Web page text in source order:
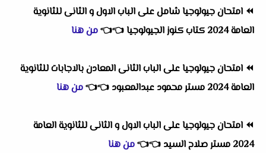
⏪ امتحان جيولوجيا شامل على الباب الاول و الثانى للثانوية
العامة 2024 كتاب كنوز الجيولوجيا
👈
👈من هنا
⏪ امتحان جيولوجيا على الباب الثانى المعادن بالاجابات للثانوية
العامة 2024 مستر محمود عبدالمعبود
👈
👈من هنا
⏪ امتحان جيولوجيا على الباب الاول و الثانى للثانوية العامة
2024 مستر صلاح السيد
👈
👈من هنا